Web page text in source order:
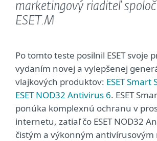
marketingový riaditeľ
ESET.M
Po tomto teste posilnil ESET svoje
vydaním novej a vylepšenej
vlajkových produktov: ESET Smart
ESET NOD32 Antivirus 6. ESET
ponúka komplexnú ochranu v
internetu, zatiaľ čo ESET NOD32
čistým a výkonným antivírusovým